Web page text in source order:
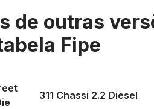
de outras
Fipe
311 Chassi 2.2 Diesel